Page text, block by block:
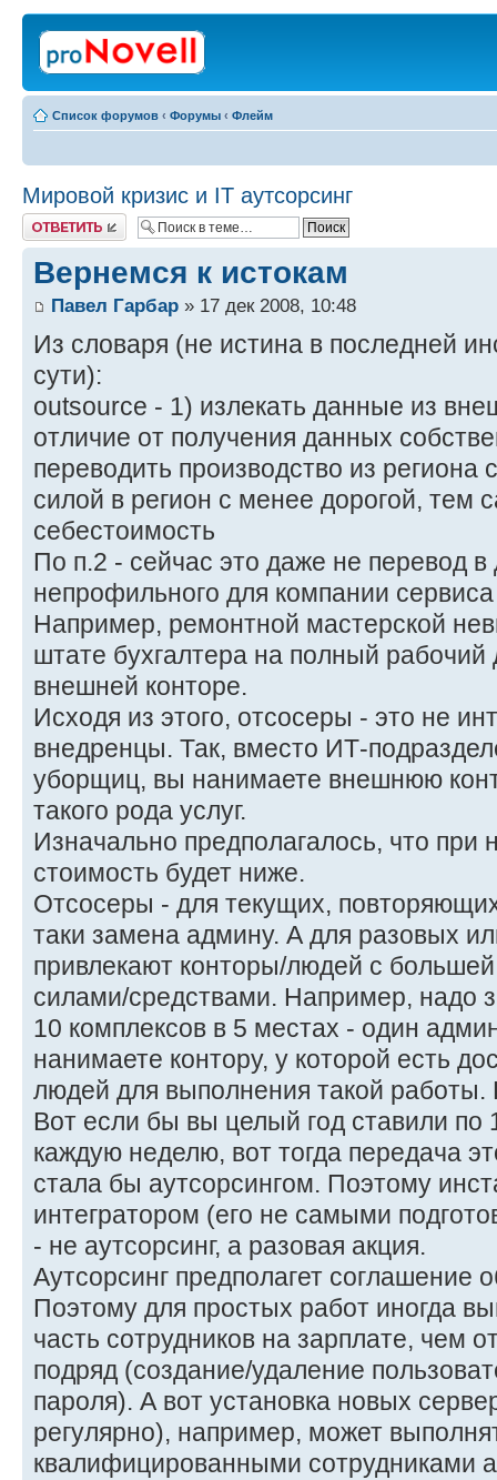
Список форумов ‹ Форумы ‹ Флейм
Мировой кризис и IT аутсорсинг
Ответить
Вернемся к истокам
Павел Гарбар » 17 дек 2008, 10:48
Из словаря (не истина в последней
сути):
outsource - 1) излекать данные из
отличие от получения данных
переводить производство из региона
силой в регион с менее дорогой, тем
себестоимость
По п.2 - сейчас это даже не перевод в
непрофильного для компании
Например, ремонтной мастерской
штате бухгалтера на полный
внешней конторе.
Исходя из этого, отсосеры - это не
внедренцы. Так, вместо ИТ-
уборщиц, вы нанимаете внешнюю
такого рода услуг.
Изначально предполагалось, что при
стоимость будет ниже.
Отсосеры - для текущих,
таки замена админу. А для разовых
привлекают конторы/людей с
силами/средствами. Например, надо
10 комплексов в 5 местах - один
нанимаете контору, у которой есть
людей для выполнения такой работы.
Вот если бы вы целый год ставили по
каждую неделю, вот тогда передача
стала бы аутсорсингом. Поэтому
интегратором (его не самыми
- не аутсорсинг, а разовая акция.
Аутсорсинг предполагет соглашение
Поэтому для простых работ иногда
часть сотрудников на зарплате, чем
подряд (создание/удаление
пароля). А вот установка новых
регулярно), например, может
квалифицированными сотрудниками